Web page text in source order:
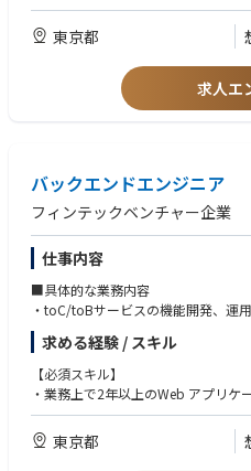
東京都
求人エ
バックエンドエンジニア
フィンテックベンチャー企業
仕事内容
■具体的な業務内容
・toC/toBサービスの機能開発、運用
求める経験 / スキル
【必須スキル】
・業務上で2年以上のWeb アプリケ
東京都